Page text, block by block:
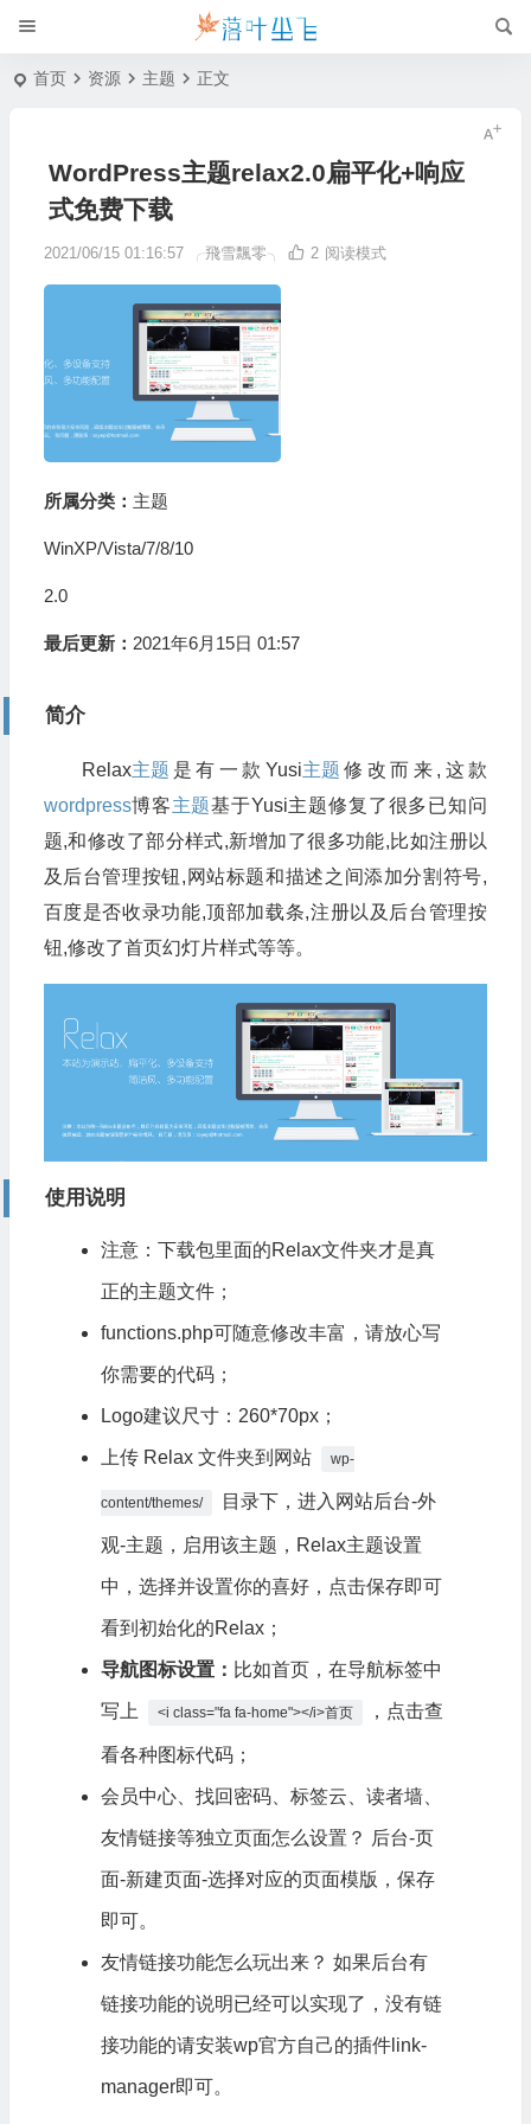
首页 资源 主题 正文
WordPress主题relax2.0扁平化+响应
式免费下载
2021/06/15 01:16:57 ╭飛雪飄零╮ 2 阅读模式
所属分类： 主题
WinXP/Vista/7/8/10
2.0
最后更新： 2021年6月15日 01:57
简介
Relax主题 是有一款Yusi主题 修改而来,这款
wordpress博客主题基于Yusi主题修复了很多已知问
题,和修改了部分样式,新增加了很多功能,比如注册以
及后台管理按钮,网站标题和描述之间添加分割符号,
百度是否收录功能,顶部加载条,注册以及后台管理按
钮,修改了首页幻灯片样式等等。
使用说明
注意： 下载包里面的Relax文件夹才是真
正的主题文件；
functions.php可随意修改丰富，请放心写
你需要的代码；
Logo建议尺寸：260*70px；
上传 Relax 文件夹到网站 wp-
content/themes/ 目录下，进入网站后台-外
观-主题，启用该主题，Relax主题设置
中，选择并设置你的喜好，点击保存即可
看到初始化的Relax；
导航图标设置： 比如首页，在导航标签中
写上 <i class="fa fa-home"></i>首页 ，点击查
看各种图标代码；
会员中心、找回密码、标签云、读者墙、
友情链接等独立页面怎么设置？ 后台-页
面-新建页面-选择对应的页面模版，保存
即可。
友情链接功能怎么玩出来？ 如果后台有
链接功能的说明已经可以实现了，没有链
接功能的请安装wp官方自己的插件link-
manager即可。